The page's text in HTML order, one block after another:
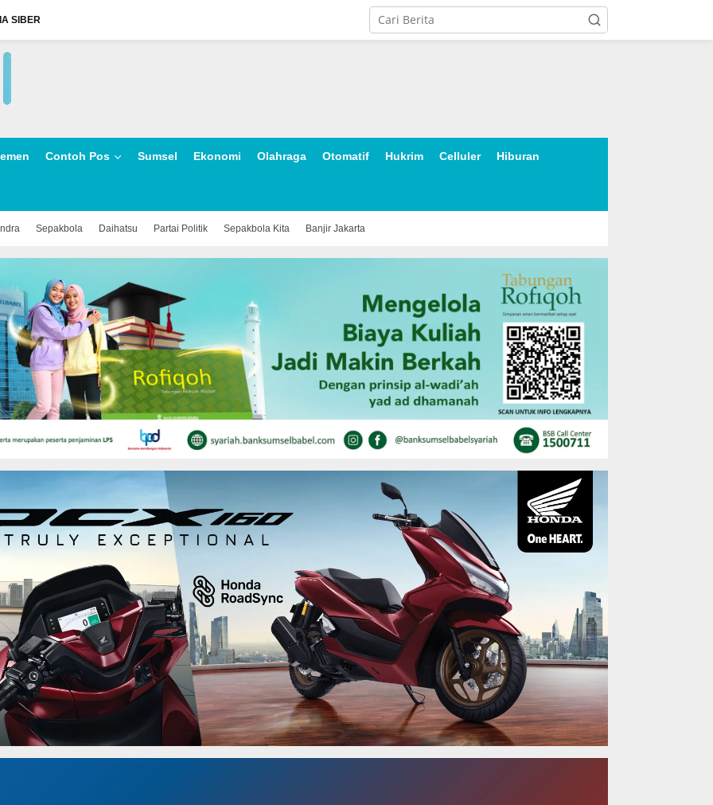
SIBER
Contoh Pos Sumsel Ekonomi Olahraga Otomatif Hukrim Celluler Hiburan
Sepakbola Daihatsu Partai Politik Sepakbola Kita Banjir Jakarta